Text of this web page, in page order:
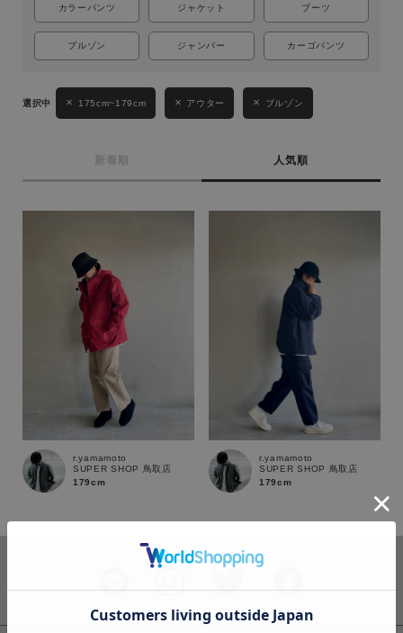
キーワード
MENS LADIES
カラーパンツ ジャケット ブーツ
ブルゾン ジャンパー カーゴパンツ
175cm~179cm アウター ブルゾン
新着順 人気順
r.yamamoto
SUPER SHOP 鳥取店
179cm
r.yamamoto
SUPER SHOP 鳥取店
179cm